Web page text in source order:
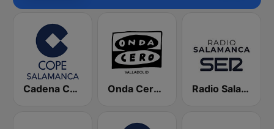
Cadena COPE Salamanca Onda Cero Valladolid Radio Salamanca SER